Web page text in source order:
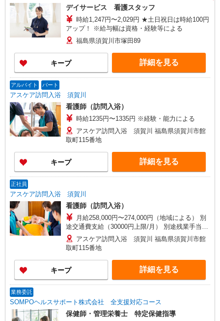
デイサービス 看護スタッフ
時給1,247円〜2,029円 ★土日祝日は時給100円
アップ！ ※給与幅は資格・経験等による
福島県須賀川市塚田89
キープ 詳細を見る
アルバイト パート
アスケア訪問入浴 須賀川
看護師（訪問入浴）
時給1235円〜1335円 ※経験・能力による
アスケア訪問入浴 須賀川 福島県須賀川市館
取町115番地
キープ 詳細を見る
正社員
アスケア訪問入浴 須賀川
看護師（訪問入浴）
月給258,000円〜274,000円（地域による） 別
途交通費支給（30000円上限/月） 別途残業手当
（月平均残業時間20時間）残業代全額支給
アスケア訪問入浴 須賀川 福島県須賀川市館
取町115番地
キープ 詳細を見る
業務委託
SOMPOヘルスサポート株式会社 全支援対応コース
保健師・管理栄養士 特定保健指導